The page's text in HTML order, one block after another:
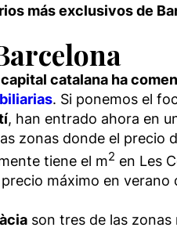
más exclusivos de
catalana ha
. Si ponemos el
, han entrado ahora en
zonas donde el precio
tiene el m2 en Les
máximo en
son tres de las